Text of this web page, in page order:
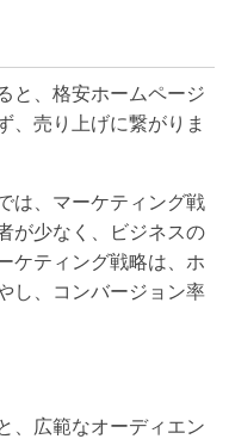
と、格安ホームページ
、売り上げに繋がりま
は、マーケティング戦
が少なく、ビジネスの
ケティング戦略は、ホ
し、コンバージョン率
、広範なオーディエン